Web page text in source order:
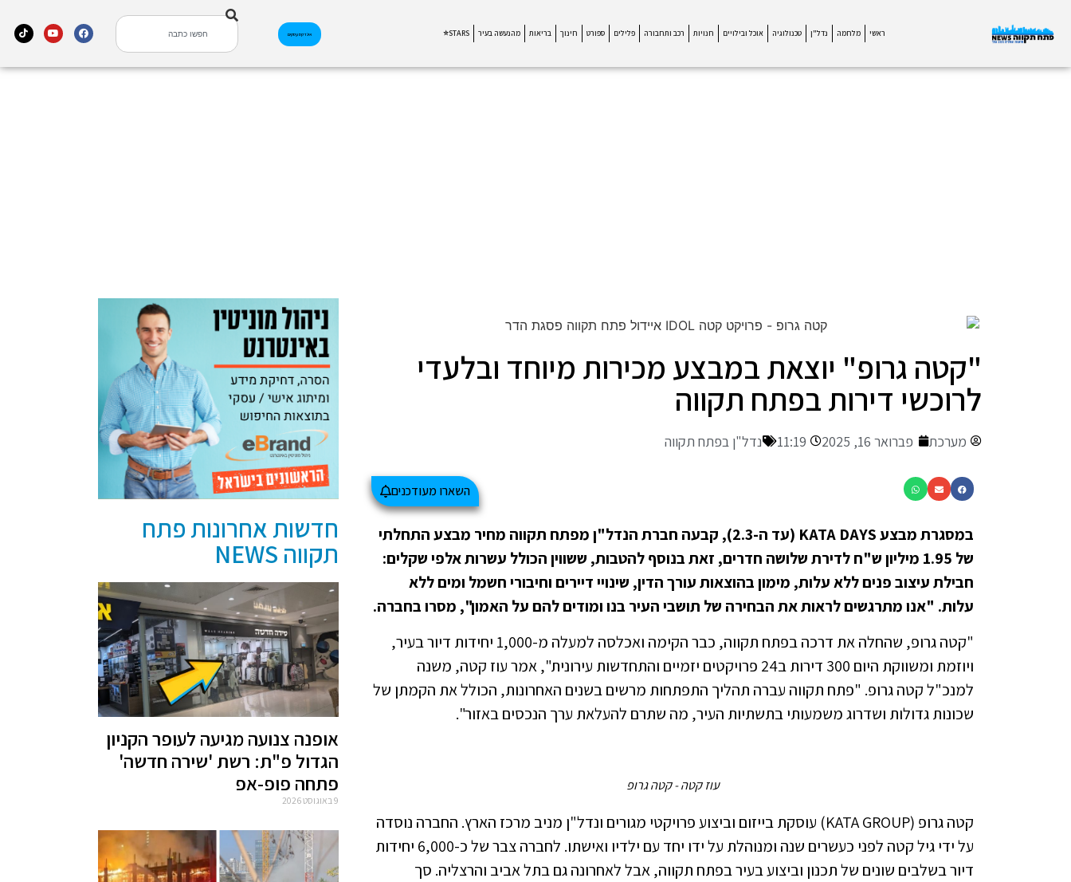
ראשי מלחמה נדל"ן טכנולוגיה אוכל ובילויים חנויות רכב ותחבורה פלילים ספורט חינוך בריאות מהנעשה בעיר STARS⭐ אינדקס עסקים
"קטה גרופ" יוצאת במבצע מכירות מיוחד ובלעדי
לרוכשי דירות בפתח תקווה
מערכת פברואר 16, 2025 11:19 נדל"ן בפתח תקווה
השארו מעודכנים
במסגרת מבצע KATA DAYS (עד ה-2.3), קבעה חברת הנדל"ן מפתח תקווה מחיר מבצע התחלתי
של 1.95 מיליון ש"ח לדירת שלושה חדרים, זאת בנוסף להטבות, ששווין הכולל עשרות אלפי שקלים:
חבילת עיצוב פנים ללא עלות, מימון בהוצאות עורך הדין, שינויי דיירים וחיבורי חשמל ומים ללא
עלות. "אנו מתרגשים לראות את הבחירה של תושבי העיר בנו ומודים להם על האמון", מסרו בחברה.
"קטה גרופ, שהחלה את דרכה בפתח תקווה, כבר הקימה ואכלסה למעלה מ-1,000 יחידות דיור בעיר,
ויוזמת ומשווקת היום 300 דירות ב24 פרויקטים יזמיים והתחדשות עירונית", אמר עוז קטה, משנה
למנכ"ל קטה גרופ. "פתח תקווה עברה תהליך התפתחות מרשים בשנים האחרונות, הכולל את הקמתן של
שכונות גדולות ושדרוג משמעותי בתשתיות העיר, מה שתרם להעלאת ערך הנכסים באזור".
עוז קטה - קטה גרופ
קטה גרופ (KATA GROUP) עוסקת בייזום וביצוע פרויקטי מגורים ונדל"ן מניב מרכז הארץ. החברה נוסדה
על ידי גיל קטה לפני כעשרים שנה ומנוהלת על ידו יחד עם ילדיו ואישתו. לחברה צבר של כ-6,000 יחידות
דיור בשלבים שונים של תכנון וביצוע בעיר בפתח תקווה, אבל לאחרונה גם בתל אביב והרצליה. סך
חדשות אחרונות פתח
תקווה NEWS
אופנה צנועה מגיעה לעופר הקניון
הגדול פ"ת: רשת 'שירה חדשה'
פתחה פופ-אפ
9 באוגוסט 2026